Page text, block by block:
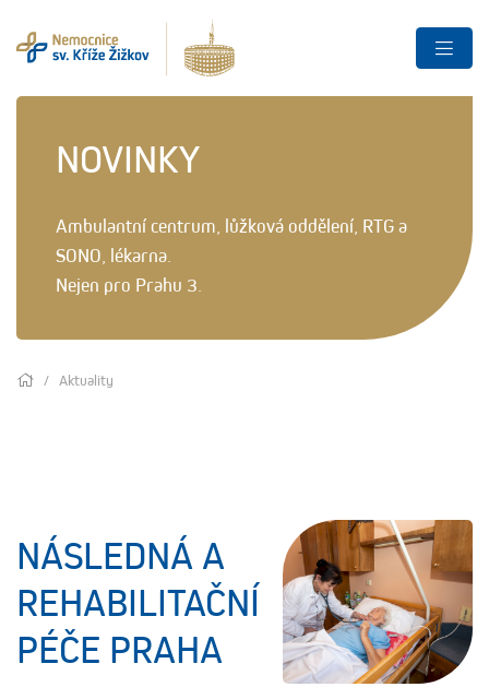
NOVINKY
Ambulantní centrum, lůžková oddělení, RTG a
SONO, lékarna.
Nejen pro Prahu 3.
Aktuality
NÁSLEDNÁ A
REHABILITAČNÍ
PÉČE PRAHA